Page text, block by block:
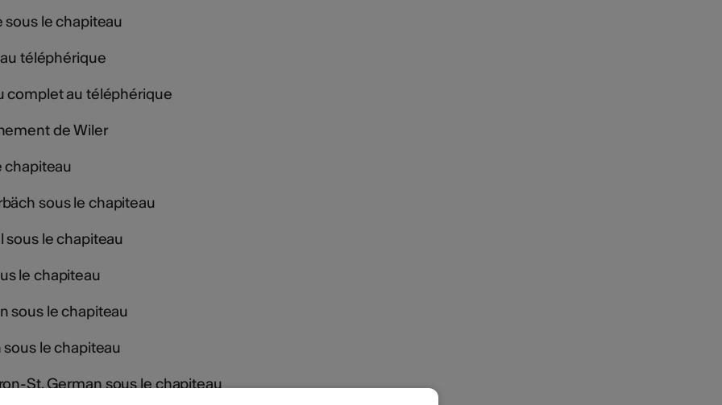
le chapiteau
téléphérique
complet au téléphérique
de Wiler
chapiteau
sous le chapiteau
sous le chapiteau
le chapiteau
sous le chapiteau
le chapiteau
St. German sous le chapiteau